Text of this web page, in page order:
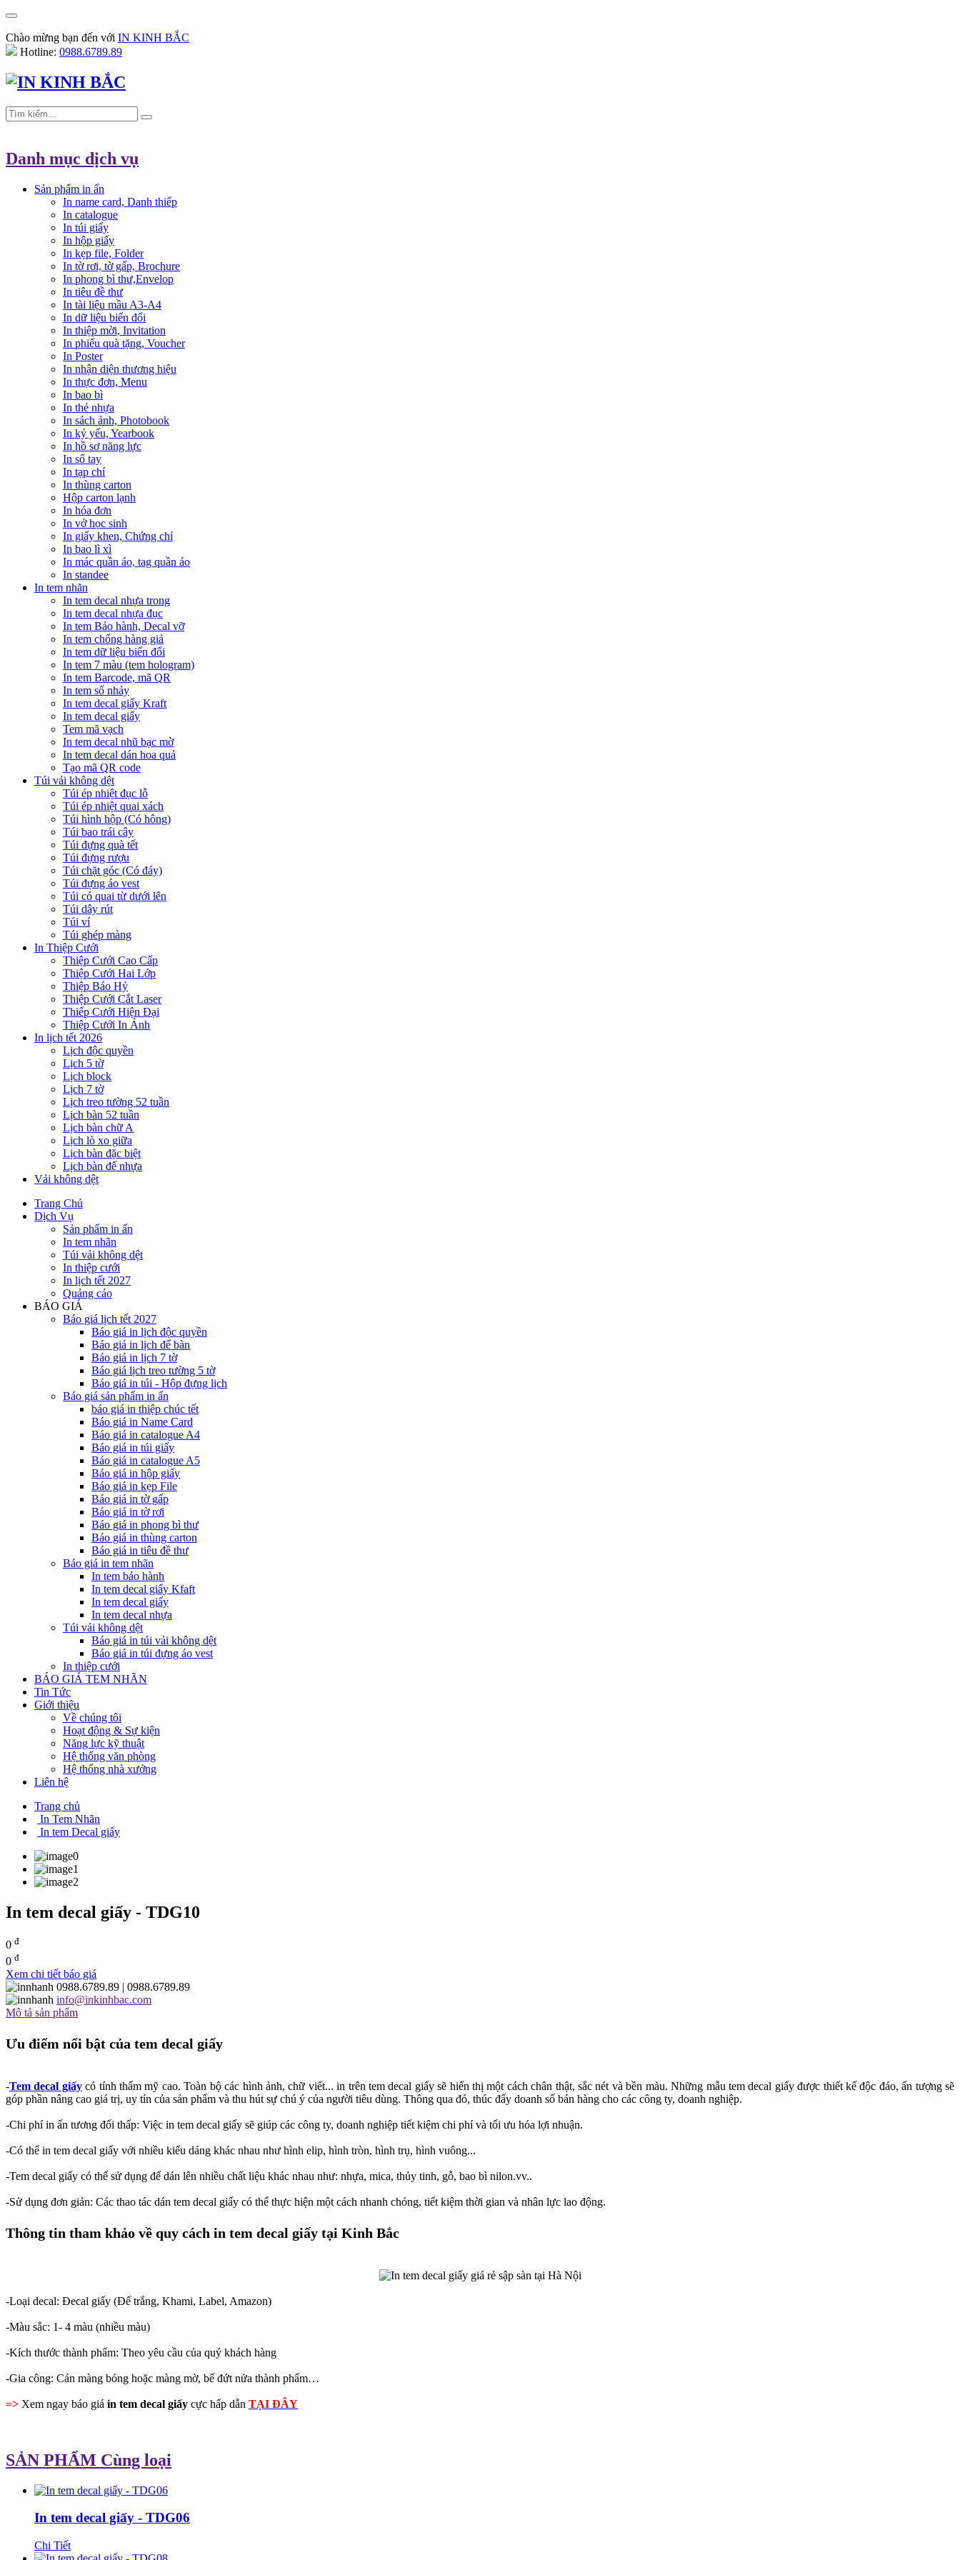
Chào mừng bạn đến với IN KINH BẮC
Hotline: 0988.6789.89
Danh mục dịch vụ
Sản phẩm in ấn
In name card, Danh thiếp
In catalogue
In túi giấy
In hộp giấy
In kẹp file, Folder
In tờ rơi, tờ gấp, Brochure
In phong bì thư,Envelop
In tiêu đề thư
In tài liệu mầu A3-A4
In dữ liệu biến đổi
In thiệp mời, Invitation
In phiếu quà tặng, Voucher
In Poster
In nhận diện thương hiệu
In thực đơn, Menu
In bao bì
In thẻ nhựa
In sách ảnh, Photobook
In kỷ yếu, Yearbook
In hồ sơ năng lực
In sổ tay
In tạp chí
In thùng carton
Hộp carton lạnh
In hóa đơn
In vở học sinh
In giấy khen, Chứng chỉ
In bao lì xì
In mác quần áo, tag quần áo
In standee
In tem nhãn
In tem decal nhựa trong
In tem decal nhựa đục
In tem Bảo hành, Decal vỡ
In tem chống hàng giả
In tem dữ liệu biến đổi
In tem 7 màu (tem hologram)
In tem Barcode, mã QR
In tem số nhảy
In tem decal giấy Kraft
In tem decal giấy
Tem mã vạch
In tem decal nhũ bạc mờ
In tem decal dán hoa quả
Tạo mã QR code
Túi vải không dệt
Túi ép nhiệt đục lỗ
Túi ép nhiệt quai xách
Túi hình hộp (Có hông)
Túi bao trái cây
Túi đựng quà tết
Túi đựng rượu
Túi chặt góc (Có đáy)
Túi đựng áo vest
Túi có quai từ dưới lên
Túi dây rút
Túi ví
Túi ghép màng
In Thiệp Cưới
Thiệp Cưới Cao Cấp
Thiệp Cưới Hai Lớp
Thiệp Báo Hỷ
Thiệp Cưới Cắt Laser
Thiếp Cưới Hiện Đại
Thiệp Cưới In Ảnh
In lịch tết 2026
Lịch độc quyền
Lịch 5 tờ
Lịch block
Lịch 7 tờ
Lịch treo tường 52 tuần
Lịch bàn 52 tuần
Lịch bàn chữ A
Lịch lò xo giữa
Lịch bàn đặc biệt
Lịch bàn đế nhựa
Vải không dệt
Trang Chủ
Dịch Vụ
Sản phẩm in ấn
In tem nhãn
Túi vải không dệt
In thiệp cưới
In lịch tết 2027
Quảng cáo
BÁO GIÁ
Báo giá lịch tết 2027
Báo giá in lịch độc quyền
Báo giá in lịch để bàn
Báo giá in lịch 7 tờ
Báo giá lịch treo tường 5 tờ
Báo giá in túi - Hộp đựng lịch
Báo giá sản phẩm in ấn
báo giá in thiệp chúc tết
Báo giá in Name Card
Báo giá in catalogue A4
Báo giá in túi giấy
Báo giá in catalogue A5
Báo giá in hộp giấy
Báo giá in kẹp File
Báo giá in tờ gấp
Báo giá in tờ rơi
Báo giá in phong bì thư
Báo giá in thùng carton
Báo giá in tiêu đề thư
Báo giá in tem nhãn
In tem bảo hành
In tem decal giấy Kfaft
In tem decal giấy
In tem decal nhựa
Túi vải không dệt
Báo giá in túi vải không dệt
Báo giá in túi đựng áo vest
In thiệp cưới
BÁO GIÁ TEM NHÃN
Tin Tức
Giới thiệu
Về chúng tôi
Hoạt động & Sự kiện
Năng lực kỹ thuật
Hệ thống văn phòng
Hệ thống nhà xưởng
Liên hệ
Trang chủ
In Tem Nhãn
In tem Decal giấy
In tem decal giấy - TDG10
0 đ
0 đ
Xem chi tiết báo giá
0988.6789.89 | 0988.6789.89
info@inkinhbac.com
Mô tả sản phẩm
Ưu điểm nổi bật của tem decal giấy
-Tem decal giấycó tính thẩm mỹ cao. Toàn bộ các hình ảnh, chữ viết... in trên tem decal giấy sẽ hiển thị một cách chân thật, sắc nét và bền màu. Những mẫu tem decal giấy được thiết kế độc đáo, ấn tượng sẽ
góp phần nâng cao giá trị, uy tín của sản phẩm và thu hút sự chú ý của người tiêu dùng. Thông qua đó, thúc đẩy doanh số bán hàng cho các công ty, doanh nghiệp.
-Chi phí in ấn tương đối thấp: Việc in tem decal giấy sẽ giúp các công ty, doanh nghiệp tiết kiệm chi phí và tối ưu hóa lợi nhuận.
-Có thể in tem decal giấy với nhiều kiểu dáng khác nhau như hình elip, hình tròn, hình trụ, hình vuông...
-Tem decal giấy có thể sử dụng để dán lên nhiều chất liệu khác nhau như: nhựa, mica, thủy tinh, gỗ, bao bì nilon.vv..
-Sử dụng đơn giản: Các thao tác dán tem decal giấy có thể thực hiện một cách nhanh chóng, tiết kiệm thời gian và nhân lực lao động.
Thông tin tham khảo về quy cách in tem decal giấy tại Kinh Bắc
-Loại decal: Đecal giấy (Đế trắng, Khami, Label, Amazon)
-Màu sắc: 1- 4 màu (nhiều màu)
-Kích thước thành phẩm: Theo yêu cầu của quý khách hàng
-Gia công: Cán màng bóng hoặc màng mờ, bế đứt nửa thành phẩm…
=> Xem ngay báo giá in tem decal giấy cực hấp dẫn TẠI ĐÂY
SẢN PHẨM Cùng loại
In tem decal giấy - TDG06
Chi Tiết